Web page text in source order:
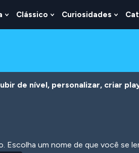
Show
Submenu
Clássico Show
Submenu
Curiosidades Show
de nível, personalizar, criar
Escolha um nome de que você se